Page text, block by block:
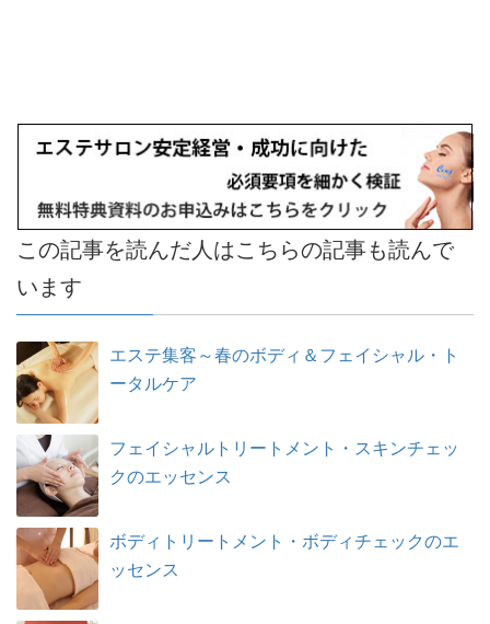
この記事を読んだ人はこちらの記事も読んで
います
エステ集客～春のボディ＆フェイシャル・ト
ータルケア
フェイシャルトリートメント・スキンチェッ
クのエッセンス
ボディトリートメント・ボディチェックのエ
ッセンス